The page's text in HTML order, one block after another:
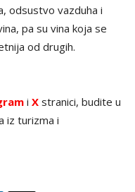
odsustvo vazduha i
pa su vina koja se
od drugih.
i X stranici, budite u
iz turizma i